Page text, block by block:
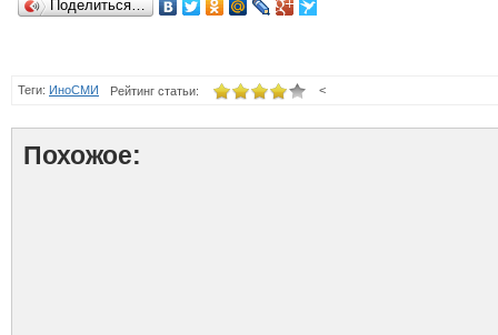
Поделиться…
Теги: ИноСМИ <
Рейтинг статьи:
Похожое: